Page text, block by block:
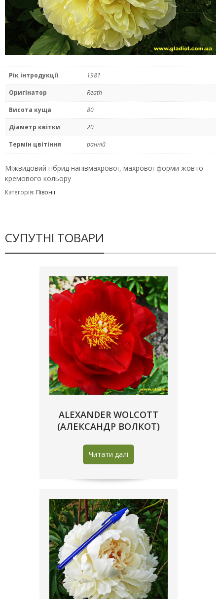
Рік інтродукції 1981
Оригінатор Reath
Висота куща 80
Діаметр квітки 20
Термін цвітіння ранній
Міжвидовий гібрид напівмахрової, махрової форми жовто-
кремового кольору
Категорія: Півонії
СУПУТНІ ТОВАРИ
ALEXANDER WOLCOTT
(АЛЕКСАНДР ВОЛКОТ)
Читати далі